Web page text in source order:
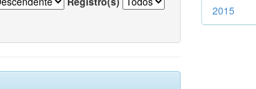
2015